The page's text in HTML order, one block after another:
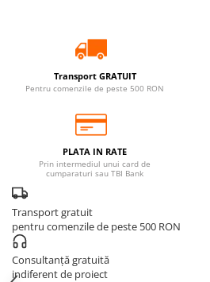
Transport GRATUIT
Pentru comenzile de peste 500 RON
PLATA IN RATE
Prin intermediul unui card de
cumparaturi sau TBI Bank
Transport gratuit
pentru comenzile de peste 500 RON
Consultanță gratuită
indiferent de proiect